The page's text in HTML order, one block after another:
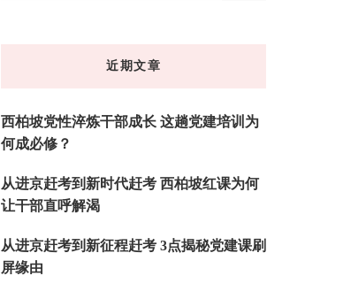
近期文章
西柏坡党性淬炼干部成长 这趟党建培训为
何成必修？
从进京赶考到新时代赶考 西柏坡红课为何
让干部直呼解渴
从进京赶考到新征程赶考 3点揭秘党建课刷
屏缘由